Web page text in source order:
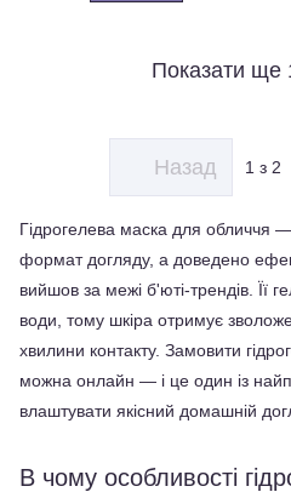
Показати ще
Назад 1 з 2
Гідрогелева маска для обличчя
формат догляду, а доведено
вийшов за межі б'юті-трендів. Її
води, тому шкіра отримує
хвилини контакту. Замовити
можна онлайн — і це один із
влаштувати якісний домашній
В чому особливості